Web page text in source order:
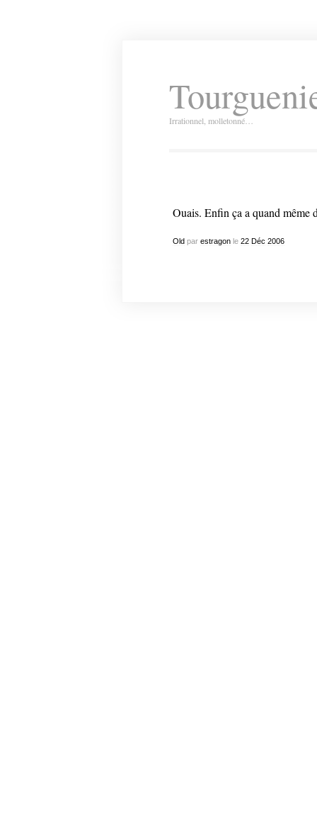
Irrationnel, molletonné…
Ouais. Enfin ça a quand même
Oldpar estragonle 22 Déc 2006